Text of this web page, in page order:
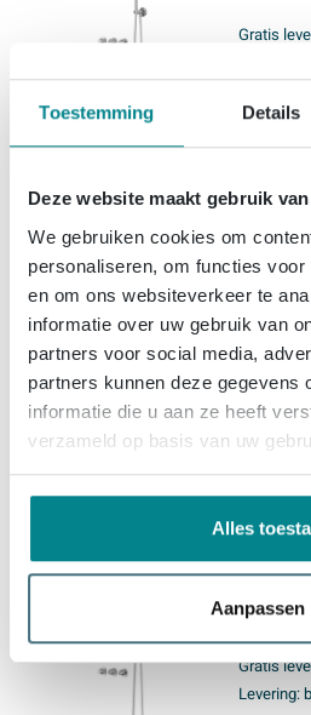
Toestemming Details
Deze website maakt gebruik
We gebruiken cookies om
personaliseren, om functies
en om ons websiteverkeer te
informatie over uw gebruik van
partners voor social media,
partners kunnen deze gegevens
informatie die u aan ze heeft
verzameld op basis van uw
Alles
Aanpassen
Gratis
1.609,
IVY
inbouw
- 25cm
Gratis
Levering:
inbouw
30cm
houder
Gratis
Levering: